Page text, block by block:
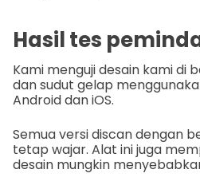
Hasil tes
Kami menguji desain kami di
dan sudut gelap
Android dan iOS.
Semua versi discan dengan
tetap wajar. Alat ini juga
desain mungkin